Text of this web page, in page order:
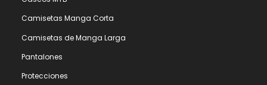
Camisetas Manga Corta
Camisetas de Manga Larga
Pantalones
Protecciones